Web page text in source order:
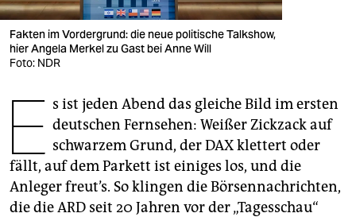
veranstaltungen
shop
fragen & hilfe
unterstützen
genossenschaft
epaper login
Fakten im Vordergrund: die neue politische Talkshow,
hier Angela Merkel zu Gast bei Anne Will
Foto: NDR
E s ist jeden Abend das gleiche Bild im ersten
deutschen Fernsehen: Weißer Zickzack auf
schwarzem Grund, der DAX klettert oder
fällt, auf dem Parkett ist einiges los, und die
Anleger freut’s. So klingen die Börsennachrichten,
die die ARD seit 20 Jahren vor der „Tagesschau“